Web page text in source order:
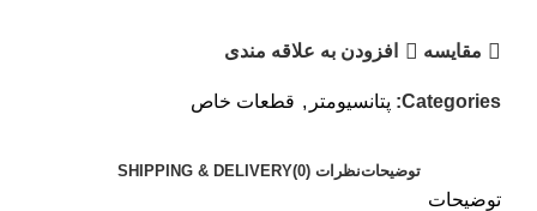
مقايسه افزودن به علاقه مندی
Categories: پتانسیومتر , قطعات خاص
توضیحاتنظرات (0) SHIPPING & DELIVERY
توضیحات